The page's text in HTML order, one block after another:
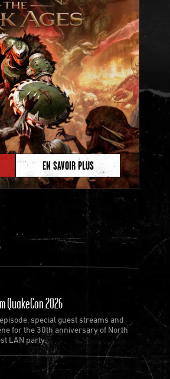
EN SAVOIR PLUS
QuakeCon 2026
special guest streams and
for the 30th anniversary of North
LAN party.